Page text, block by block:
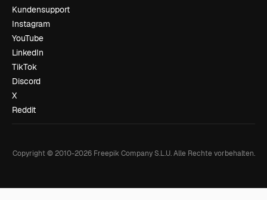
Kundensupport
Instagram
YouTube
LinkedIn
TikTok
Discord
X
Reddit
Copyright © 2010-2026Freepik Company S.L.U. Alle Rechte vorbehalten.